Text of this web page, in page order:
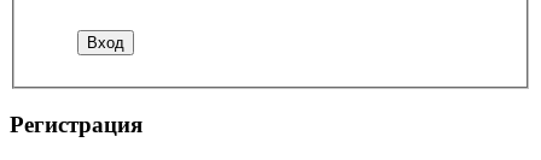
Регистрация